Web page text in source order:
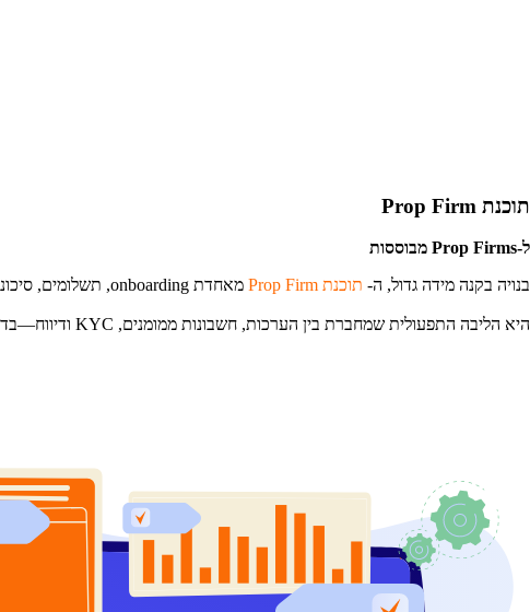
תוכנת Prop Firm
ל-Prop Firms מבוססות
בנויה בקנה מידה גדול, ה- תוכנת Prop Firm מאחדת onboarding, תשלומים, סיכונים ותשלומים יוצאים across desks and regions.
היא הליבה התפעולית שמחברת בין הערכות, חשבונות ממומנים, KYC ודיווח—בדיוק מה שצוותים בוגרים מצפים מ-